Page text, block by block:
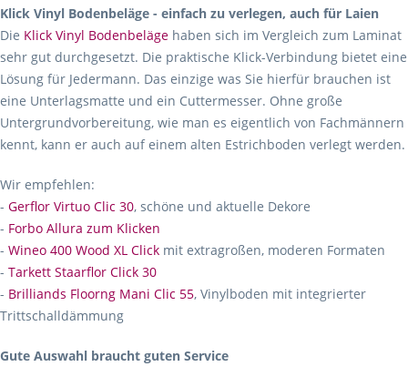
Klick Vinyl Bodenbeläge - einfach zu verlegen, auch für Laien
Die Klick Vinyl Bodenbeläge haben sich im Vergleich zum Laminat
sehr gut durchgesetzt. Die praktische Klick-Verbindung bietet eine
Lösung für Jedermann. Das einzige was Sie hierfür brauchen ist
eine Unterlagsmatte und ein Cuttermesser. Ohne große
Untergrundvorbereitung, wie man es eigentlich von Fachmännern
kennt, kann er auch auf einem alten Estrichboden verlegt werden.
Wir empfehlen:
- Gerflor Virtuo Clic 30, schöne und aktuelle Dekore
- Forbo Allura zum Klicken
- Wineo 400 Wood XL Click mit extragroßen, moderen Formaten
- Tarkett Staarflor Click 30
- Brilliands Floorng Mani Clic 55, Vinylboden mit integrierter
Trittschalldämmung
Gute Auswahl braucht guten Service